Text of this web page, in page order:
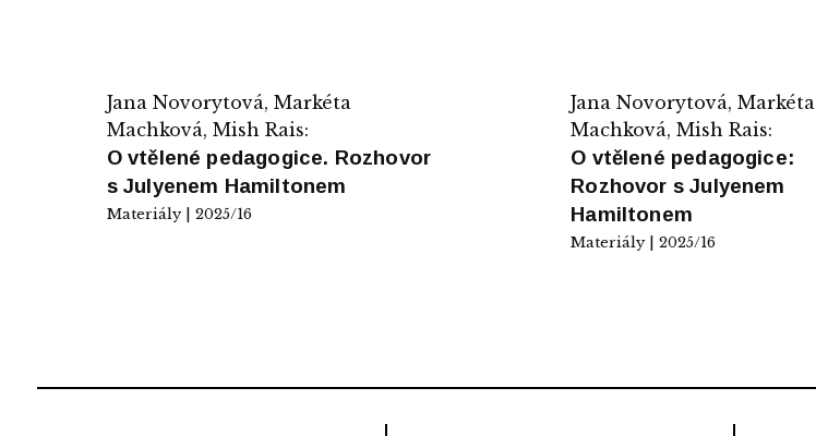
Jana Novorytová, Markéta
Machková, Mish Rais:
O vtělené pedagogice. Rozhovor
s Julyenem Hamiltonem
Materiály | 2025/16
Jana Novorytová, Markéta
Machková, Mish Rais:
O vtělené pedagogice:
Rozhovor s Julyenem
Hamiltonem
Materiály | 2025/16